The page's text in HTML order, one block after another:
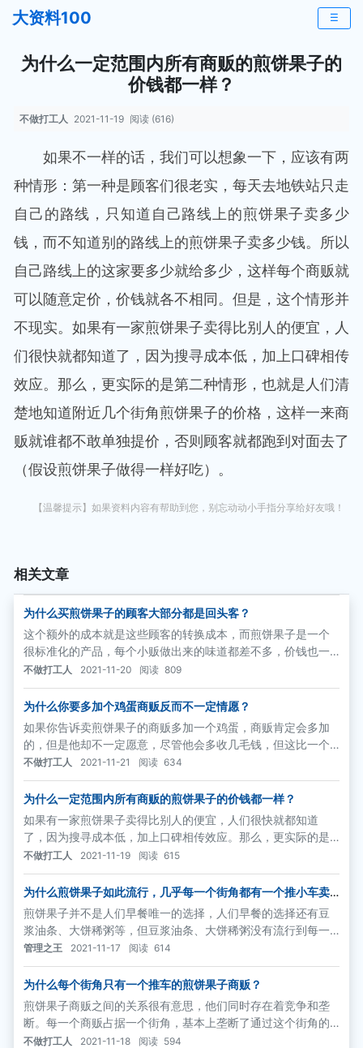
大资料100 ☰
为什么一定范围内所有商贩的煎饼果子的
价钱都一样？
不做打工人 2021-11-19 阅读 (616)
如果不一样的话，我们可以想象一下，应该有两
种情形：第一种是顾客们很老实，每天去地铁站只走
自己的路线，只知道自己路线上的煎饼果子卖多少
钱，而不知道别的路线上的煎饼果子卖多少钱。所以
自己路线上的这家要多少就给多少，这样每个商贩就
可以随意定价，价钱就各不相同。但是，这个情形并
不现实。如果有一家煎饼果子卖得比别人的便宜，人
们很快就都知道了，因为搜寻成本低，加上口碑相传
效应。那么，更实际的是第二种情形，也就是人们清
楚地知道附近几个街角煎饼果子的价格，这样一来商
贩就谁都不敢单独提价，否则顾客就都跑到对面去了
（假设煎饼果子做得一样好吃）。
【温馨提示】如果资料内容有帮助到您，别忘动动小手指分享给好友哦！
相关文章
为什么买煎饼果子的顾客大部分都是回头客？
这个额外的成本就是这些顾客的转换成本，而煎饼果子是一个
很标准化的产品，每个小贩做出来的味道都差不多，价钱也一
样，绕路买别的商贩的煎饼果子并不能给这个顾客增加更多的
效益，反而要产生额外的转换成本。于是，绕路的人不多，都
是这家街角商贩的回头客。
不做打工人 2021-11-20 阅读 809
为什么你要多加个鸡蛋商贩反而不一定情愿？
如果你告诉卖煎饼果子的商贩多加一个鸡蛋，商贩肯定会多加
的，但是他却不一定愿意，尽管他会多收几毛钱，但这比一个
鸡蛋的成本还贵。
不做打工人 2021-11-21 阅读 634
为什么一定范围内所有商贩的煎饼果子的价钱都一样？
如果有一家煎饼果子卖得比别人的便宜，人们很快就都知道
了，因为搜寻成本低，加上口碑相传效应。那么，更实际的是
第二种情形，也就是人们清楚地知道附近几个街角煎饼果子的
价格，这样一来商贩就谁都不敢单独提价，否则顾客就都跑到
对面去了
不做打工人 2021-11-19 阅读 615
为什么煎饼果子如此流行，几乎每一个街角都有一个推小车卖
煎饼果子的小商贩？
煎饼果子并不是人们早餐唯一的选择，人们早餐的选择还有豆
浆油条、大饼稀粥等，但豆浆油条、大饼稀粥没有流行到每一
个街角都有一个小商贩的程度，这是因为豆浆油条和大饼稀粥
相对煎饼果子来说，不容易做、也不容易吃。
管理之王 2021-11-17 阅读 614
为什么每个街角只有一个推车的煎饼果子商贩？
煎饼果子商贩之间的关系很有意思，他们同时存在着竞争和垄
断。每一个商贩占据一个街角，基本上垄断了通过这个街角的
人群的需求。他们又同时互相竞争着对方的顾客，如果有人愿
不做打工人 2021-11-18 阅读 594